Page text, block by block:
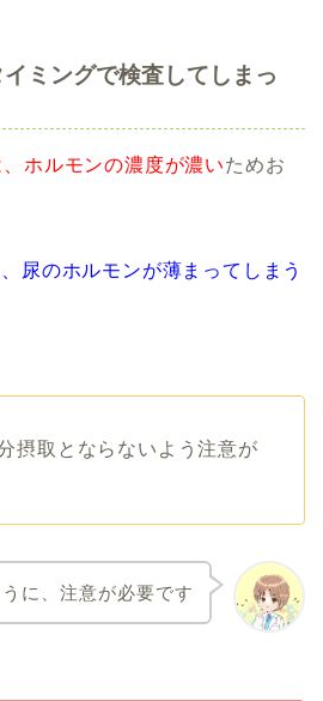
ミングで検査してしまっ
ホルモンの濃度が濃いためお
尿のホルモンが薄まってしまう
摂取とならないよう注意が
に、注意が必要です